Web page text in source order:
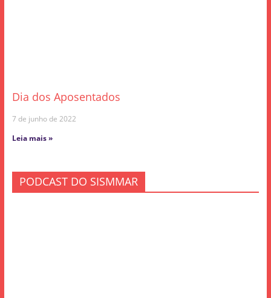
Dia dos Aposentados
7 de junho de 2022
Leia mais »
PODCAST DO SISMMAR